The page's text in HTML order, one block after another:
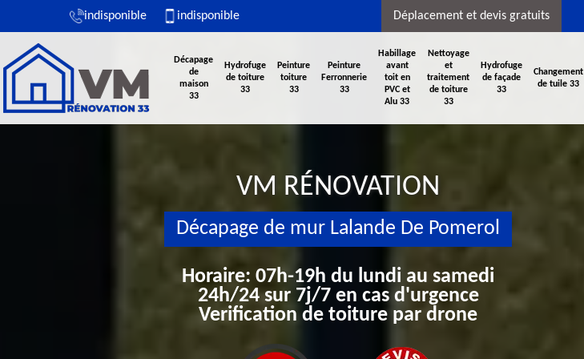
indisponible indisponible Déplacement et devis gratuits
Décapage
de
maison
33
Hydrofuge
de toiture
33
Peinture
toiture
33
Peinture
Ferronnerie
33
Habillage
avant
toit en
PVC et
Alu 33
Nettoyage
et
traitement
de toiture
33
Hydrofuge
de façade
33
Changement
de tuile 33
VM RÉNOVATION
Décapage de mur Lalande De Pomerol
Horaire: 07h-19h du lundi au samedi
24h/24 sur 7j/7 en cas d'urgence
Verification de toiture par drone